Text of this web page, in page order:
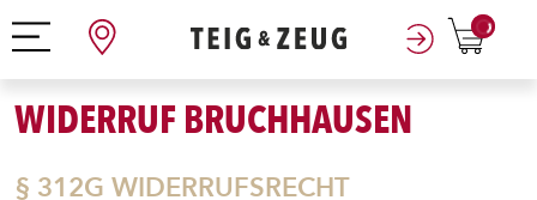
0
WIDERRUF BRUCHHAUSEN
§ 312G WIDERRUFSRECHT